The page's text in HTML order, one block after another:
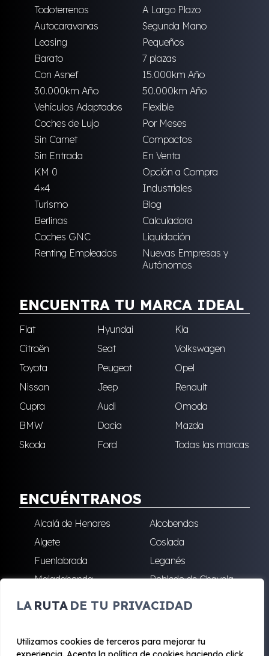
LA RUTA DE TU PRIVACIDAD
Utilizamos cookies de terceros para mejorar tu
Todoterrenos
A Largo Plazo
Autocaravanas
Segunda Mano
Leasing
Pequeños
Barato
7 plazas
Con Asnef
15.000km Año
30.000km Año
50.000km Año
Vehículos Adaptados
Flexible
Coches de Lujo
Por Meses
Sin Carnet
Compactos
Sin Entrada
En Venta
KM 0
Opción a Compra
4×4
Industriales
Turismo
Blog
Berlinas
Calculadora
Coches GNC
Liquidación
Renting Empleados
Nuevas Empresas y
Autónomos
ENCUENTRA TU MARCA IDEAL
Fiat Hyundai
Kia
Citroën
Seat
Volkswagen
Toyota
Peugeot
Opel
Nissan
Jeep
Renault
Cupra
Audi
Omoda
BMW
Dacia
Mazda
Skoda
Ford Todas las marcas
ENCUÉNTRANOS
Alcalá de Henares
Alcobendas
Algete
Coslada
Fuenlabrada
Leganés
Majadahonda
Robledo de Chavela
Reyes